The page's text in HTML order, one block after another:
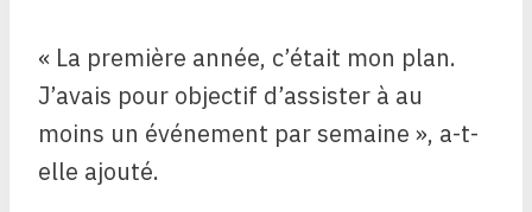
« La première année, c’était mon plan.
J’avais pour objectif d’assister à au
moins un événement par semaine », a-t-
elle ajouté.